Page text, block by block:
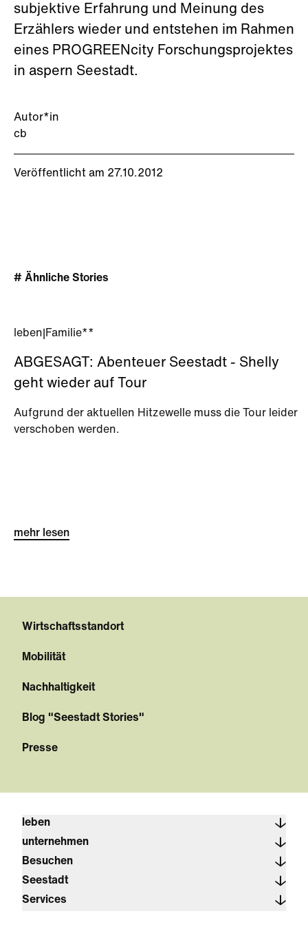
Autor*in
cb
Veröffentlicht am 27.10.2012
subjektive Erfahrung und Meinung des
Erzählers wieder und entstehen im Rahmen
eines PROGREENcity Forschungsprojektes
in aspern Seestadt.
# Ähnliche Stories
leben Familie**
ABGESAGT: Abenteuer Seestadt - Shelly
geht wieder auf Tour
Aufgrund der aktuellen Hitzewelle muss die Tour leider
verschoben werden.
mehr lesen
Wirtschaftsstandort
Mobilität
Nachhaltigkeit
Blog "Seestadt Stories"
Presse
leben
unternehmen
Besuchen
Seestadt
Services